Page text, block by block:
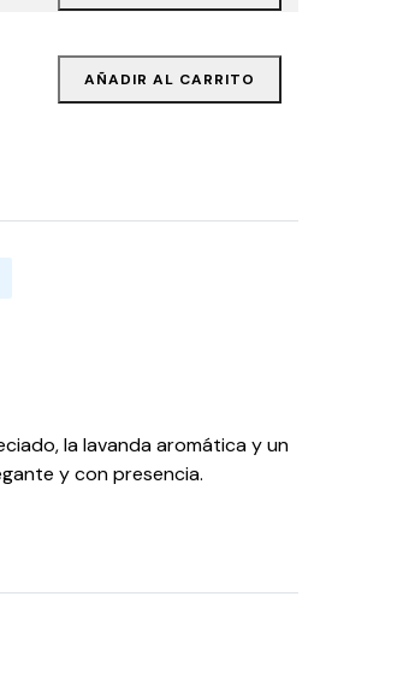
AÑADIR AL CARRITO
la lavanda aromática y un
y con presencia.